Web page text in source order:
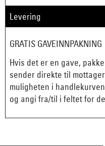
Levering
GRATIS GAVEINNPAKNING
Hvis det er en gave,
sender direkte til
muligheten i
og angi fra/til i feltet for